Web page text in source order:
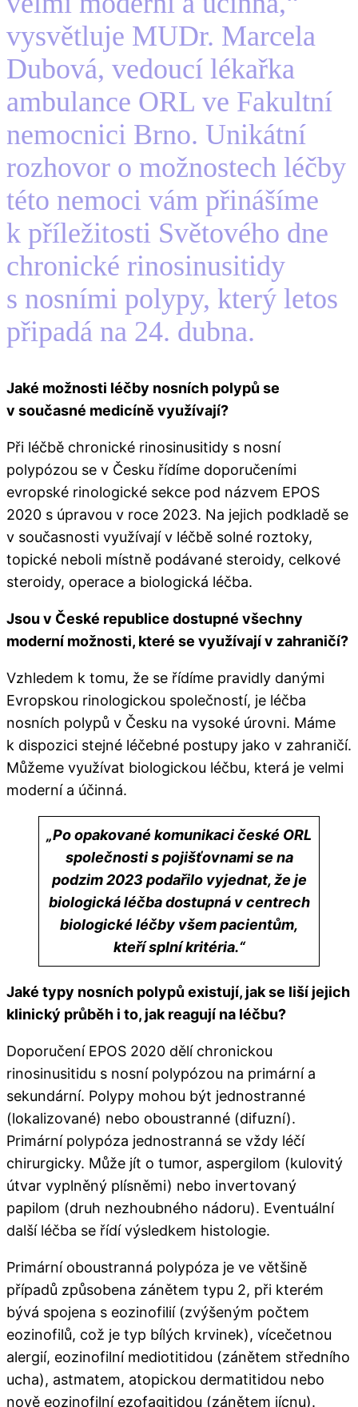
vysvětluje MUDr. Marcela
Dubová, vedoucí lékařka
ambulance ORL ve Fakultní
nemocnici Brno. Unikátní
rozhovor o možnostech léčby
této nemoci vám přinášíme
k příležitosti Světového dne
chronické rinosinusitidy
s nosními polypy, který letos
připadá na 24. dubna.
Jaké možnosti léčby nosních polypů se
v současné medicíně využívají?​
Při léčbě chronické rinosinusitidy s nosní
polypózou se v Česku řídíme doporučeními
evropské rinologické sekce pod názvem EPOS
2020 s úpravou v roce 2023. Na jejich podkladě se
v současnosti využívají v léčbě solné roztoky,
topické neboli místně podávané steroidy, celkové
steroidy, operace a biologická léčba.
Jsou v České republice dostupné všechny
moderní možnosti, které se využívají v zahraničí?
Vzhledem k tomu, že se řídíme pravidly danými
Evropskou rinologickou společností, je léčba
nosních polypů v Česku na vysoké úrovni. Máme
k dispozici stejné léčebné postupy jako v zahraničí.
Můžeme využívat biologickou léčbu, která je velmi
moderní a účinná.
„Po opakované komunikaci české ORL
společnosti s pojišťovnami se na
podzim 2023 podařilo vyjednat, že je
biologická léčba dostupná v centrech
biologické léčby všem pacientům,
kteří splní kritéria.“
Jaké typy nosních polypů existují, jak se liší jejich
klinický průběh i to, jak reagují na léčbu?
Doporučení EPOS 2020 dělí chronickou
rinosinusitidu s nosní polypózou na primární a
sekundární. Polypy mohou být jednostranné
(lokalizované) nebo oboustranné (difuzní).
Primární polypóza jednostranná se vždy léčí
chirurgicky. Může jít o tumor, aspergilom (kulovitý
útvar vyplněný plísněmi) nebo invertovaný
papilom (druh nezhoubného nádoru). Eventuální
další léčba se řídí výsledkem histologie.
Primární oboustranná polypóza je ve většině
případů způsobena zánětem typu 2, při kterém
bývá spojena s eozinofilií (zvýšeným počtem
eozinofilů, což je typ bílých krvinek), vícečetnou
alergií, eozinofilní mediotitidou (zánětem středního
ucha), astmatem, atopickou dermatitidou nebo
nově eozinofilní ezofagitidou (zánětem jícnu).